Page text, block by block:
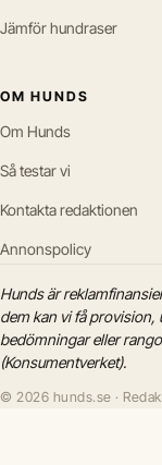
Jämför hundraser
OM HUNDS
Om Hunds
Så testar vi
Kontakta redaktionen
Annonspolicy
Hunds är
dem kan vi få provision,
bedömningar eller
(Konsumentverket).
© 2026 hunds.se ·